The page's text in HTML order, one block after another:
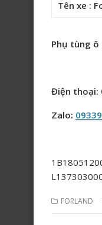
Tên xe :
Phụ tùng ô
Điện thoại:
Zalo:
FORLAND